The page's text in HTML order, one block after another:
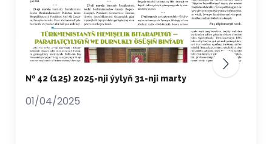
№ 42 (125) 2025-nji ýylyň 31-nji marty
01/04/2025